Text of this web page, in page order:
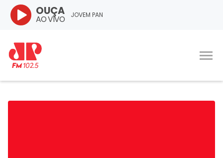
JOVEM PAN
OUÇA
AO VIVO